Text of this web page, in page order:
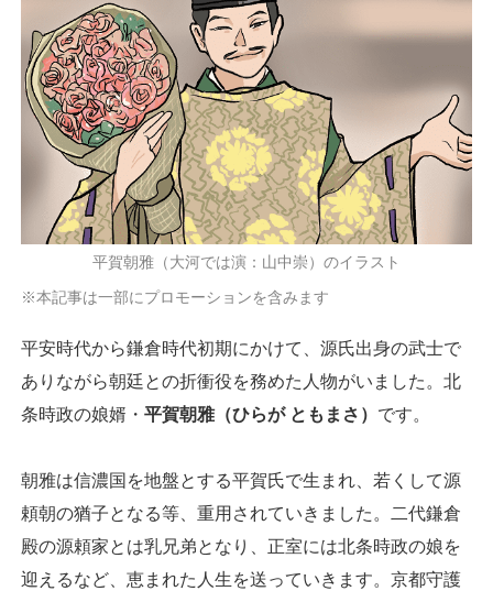
平賀朝雅（大河では演：山中崇）のイラスト
※本記事は一部にプロモーションを含みます
平安時代から鎌倉時代初期にかけて、源氏出身の武士で
ありながら朝廷との折衝役を務めた人物がいました。北
条時政の娘婿・ 平賀朝雅（ひらが ともまさ） です。
朝雅は信濃国を地盤とする平賀氏で生まれ、若くして源
頼朝の猶子となる等、重用されていきました。二代鎌倉
殿の源頼家とは乳兄弟となり、正室には北条時政の娘を
迎えるなど、恵まれた人生を送っていきます。京都守護